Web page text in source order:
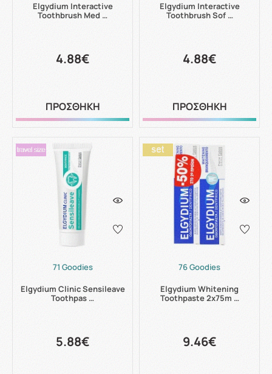
Elgydium Interactive
Toothbrush Med …
4.88€
ΠΡΟΣΘΗΚΗ
Elgydium Interactive
Toothbrush Sof …
4.88€
ΠΡΟΣΘΗΚΗ
71 Goodies
Elgydium Clinic Sensileave
Toothpas …
5.88€
76 Goodies
Elgydium Whitening
Toothpaste 2x75m …
9.46€